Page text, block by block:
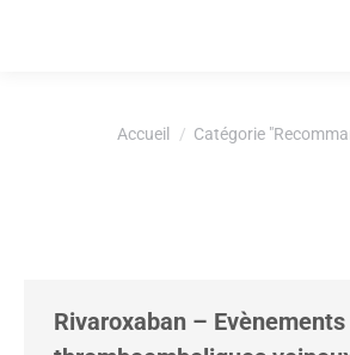
Vous êtes ici :Accueil Catégorie
Rivaroxaban – Evènements